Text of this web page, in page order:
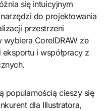
się intuicyjnym
do projektowania
przestrzeni
CorelDRAW ze
i współpracy z
popularnością cieszy się
dla Illustratora,